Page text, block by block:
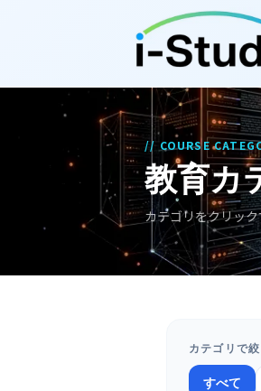
// COURSE
教育カ
カテゴリをクリック
カテゴリで
すべて